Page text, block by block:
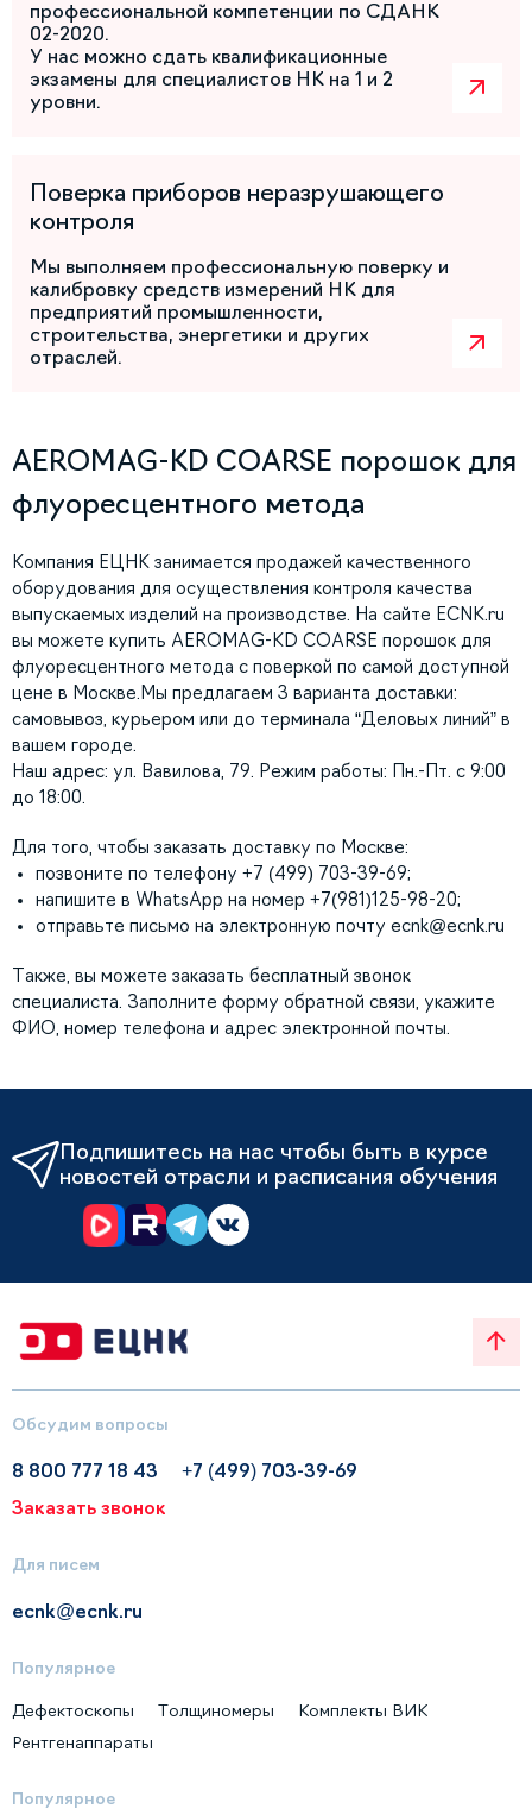
профессиональной компетенции по СДАНК
02-2020.
У нас можно сдать квалификационные
экзамены для специалистов НК на 1 и 2
уровни.
Поверка приборов неразрушающего
контроля
Мы выполняем профессиональную поверку и
калибровку средств измерений НК для
предприятий промышленности,
строительства, энергетики и других
отраслей.
AEROMAG-KD COARSE порошок для
флуоресцентного метода
Компания ЕЦНК занимается продажей качественного
оборудования для осуществления контроля качества
выпускаемых изделий на производстве. На сайте ECNK.ru
вы можете купить AEROMAG-KD COARSE порошок для
флуоресцентного метода с поверкой по самой доступной
цене в Москве.Мы предлагаем 3 варианта доставки:
самовывоз, курьером или до терминала “Деловых линий” в
вашем городе.
Наш адрес: ул. Вавилова, 79. Режим работы: Пн.-Пт. с 9:00
до 18:00.
Для того, чтобы заказать доставку по Москве:
позвоните по телефону +7 (499) 703-39-69;
напишите в WhatsApp на номер +7(981)125-98-20;
отправьте письмо на электронную почту ecnk@ecnk.ru
Также, вы можете заказать бесплатный звонок
специалиста. Заполните форму обратной связи, укажите
ФИО, номер телефона и адрес электронной почты.
Подпишитесь на нас чтобы быть в курсе
новостей отрасли и расписания обучения
Обсудим вопросы
8 800 777 18 43
+7 (499) 703-39-69
Заказать звонок
Для писем
ecnk@ecnk.ru
Популярное
Дефектоскопы Толщиномеры
Комплекты ВИК
Рентгенаппараты
Популярное